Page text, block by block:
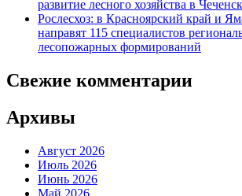
развитие лесного хозяйства в
Рослесхоз: в Красноярский край и
направят 115 специалистов
лесопожарных формирований
Свежие комментарии
Архивы
Август 2026
Июль 2026
Июнь 2026
Май 2026